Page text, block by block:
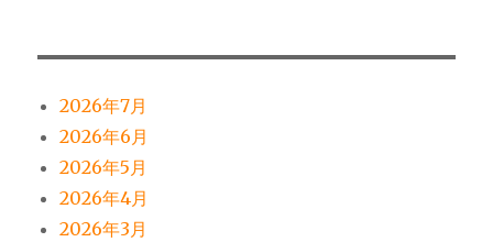
2026年7月
2026年6月
2026年5月
2026年4月
2026年3月